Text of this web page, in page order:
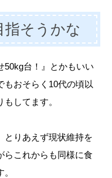
指そうかな
50kg台！』とかもいい
もおそらく10代の頃以
してます。
とりあえず現状維持を
らこれからも同様に食